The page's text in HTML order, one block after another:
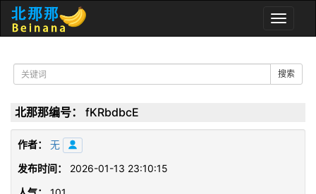
Toggle
搜索
北那那编号： fKRbdbcE
作者： 无
发布时间：
2026-01-13 23:10:15